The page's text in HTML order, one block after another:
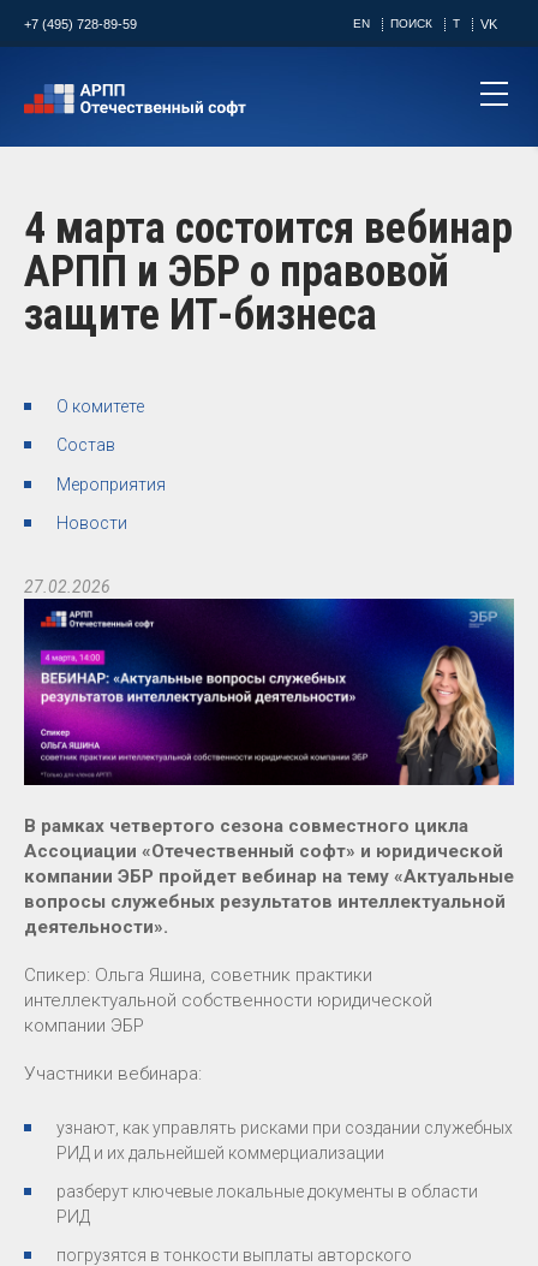
+7 (495) 728-89-59 EN ПОИСК T VK
4 марта состоится вебинар
АРПП и ЭБР о правовой
защите ИТ-бизнеса
О комитете
Состав
Мероприятия
Новости
27.02.2026
В рамках четвертого сезона совместного цикла
Ассоциации «Отечественный софт» и юридической
компании ЭБР пройдет вебинар на тему «Актуальные
вопросы служебных результатов интеллектуальной
деятельности».
Спикер: Ольга Яшина, советник практики
интеллектуальной собственности юридической
компании ЭБР
Участники вебинара:
узнают, как управлять рисками при создании служебных
РИД и их дальнейшей коммерциализации
разберут ключевые локальные документы в области
РИД
погрузятся в тонкости выплаты авторского